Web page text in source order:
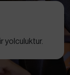
yolculuktur.